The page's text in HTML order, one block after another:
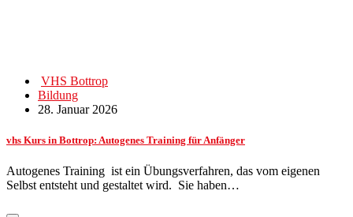
VHS Bottrop
Bildung
28. Januar 2026
vhs Kurs in Bottrop: Autogenes Training für Anfänger
Autogenes Training ist ein Übungsverfahren, das vom eigenen
Selbst entsteht und gestaltet wird. Sie haben…